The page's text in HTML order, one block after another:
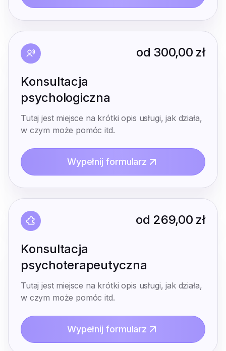
od 300,00 zł
Konsultacja
psychologiczna
Tutaj jest miejsce na krótki opis usługi, jak działa,
w czym może pomóc itd.
Wypełnij formularz
od 269,00 zł
Konsultacja
psychoterapeutyczna
Tutaj jest miejsce na krótki opis usługi, jak działa,
w czym może pomóc itd.
Wypełnij formularz